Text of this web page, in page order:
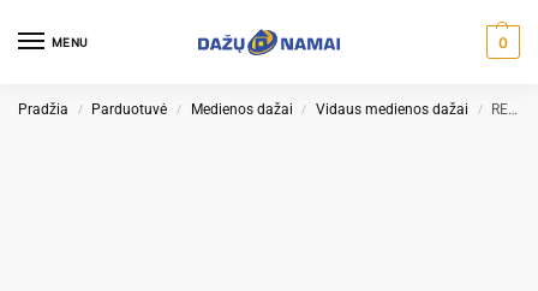
MENU 0
Pradžia / Parduotuvė / Medienos dažai / Vidaus medienos dažai / REMMERS WOHNRAUM LASUR aliejaus vaško emulsija